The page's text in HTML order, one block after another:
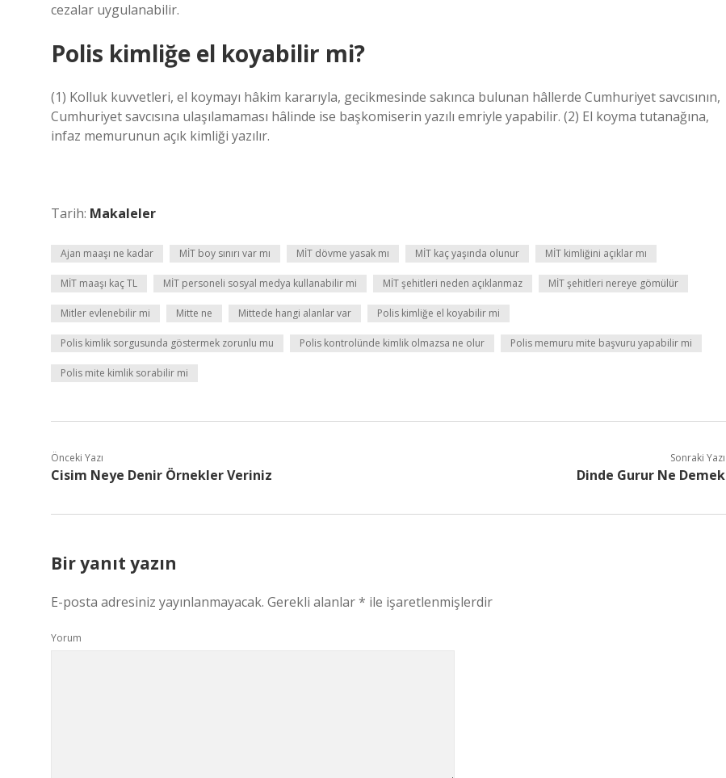
cezalar uygulanabilir.
Polis kimliğe el koyabilir mi?
(1) Kolluk kuvvetleri, el koymayı hâkim kararıyla, gecikmesinde sakınca bulunan hâllerde Cumhuriyet savcısının,
Cumhuriyet savcısına ulaşılamaması hâlinde ise başkomiserin yazılı emriyle yapabilir. (2) El koyma tutanağına,
infaz memurunun açık kimliği yazılır.
Tarih: Makaleler
Ajan maaşı ne kadar MİT boy sınırı var mı MİT dövme yasak mı MİT kaç yaşında olunur MİT kimliğini açıklar mı
MİT maaşı kaç TL MİT personeli sosyal medya kullanabilir mi MİT şehitleri neden açıklanmaz MİT şehitleri nereye gömülür
Mitler evlenebilir mi Mitte ne Mittede hangi alanlar var Polis kimliğe el koyabilir mi
Polis kimlik sorgusunda göstermek zorunlu mu Polis kontrolünde kimlik olmazsa ne olur Polis memuru mite başvuru yapabilir mi
Polis mite kimlik sorabilir mi
Önceki Yazı
Cisim Neye Denir Örnekler Veriniz
Sonraki Yazı
Dinde Gurur Ne Demek
Bir yanıt yazın
E-posta adresiniz yayınlanmayacak. Gerekli alanlar* ile işaretlenmişlerdir
Yorum